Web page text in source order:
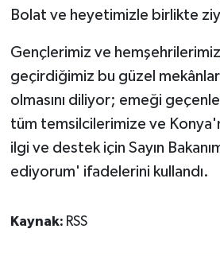
Bolat ve heyetimizle birlikte
Gençlerimiz ve
geçirdiğimiz bu güzel
olmasını diliyor; emeği
tüm temsilcilerimize ve
ilgi ve destek için Sayın
ediyorum' ifadelerini kullandı.
Kaynak: RSS